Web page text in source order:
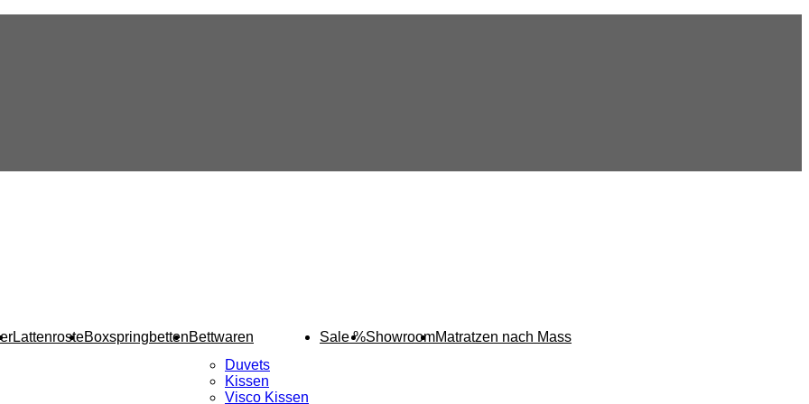
LattenrosteBoxspringbettenBettwaren
Duvets
Kissen
Visco Kissen
Sale %ShowroomMatratzen nach Mass